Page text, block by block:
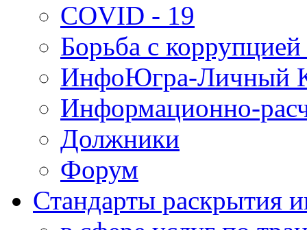
COVID - 19
Борьба с
ИнфоЮгра-Личный
Информационно-
Должники
Форум
Стандарты раскрытия